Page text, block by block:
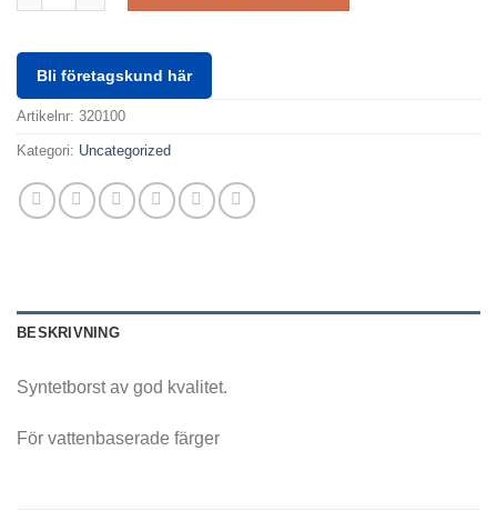
Bli företagskund här
Artikelnr: 320100
Kategori: Uncategorized
BESKRIVNING
Syntetborst av god kvalitet.
För vattenbaserade färger